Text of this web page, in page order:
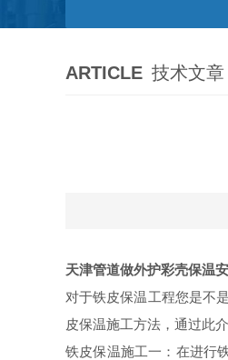
ARTICLE 技术文章
天津管道做外护彩壳保温
对于铁皮保温工程您是不
皮保温施工方法，通过此
铁皮保温施工一：在进行